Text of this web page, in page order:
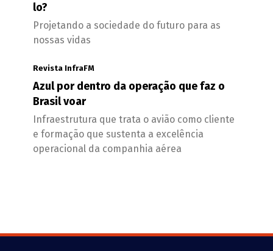
lo?
Projetando a sociedade do futuro para as
nossas vidas
Revista InfraFM
Azul por dentro da operação que faz o
Brasil voar
Infraestrutura que trata o avião como cliente
e formação que sustenta a excelência
operacional da companhia aérea